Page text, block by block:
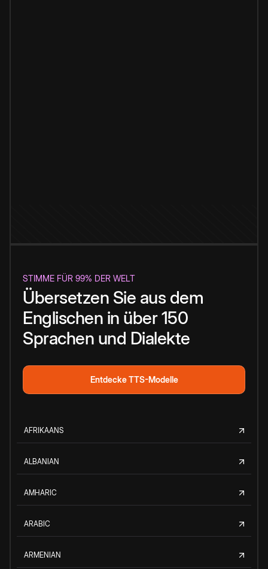
STIMME FÜR 99% DER WELT
Übersetzen Sie aus dem
Englischen in über 150
Sprachen und Dialekte
Entdecke TTS-Modelle
AFRIKAANS
ALBANIAN
AMHARIC
ARABIC
ARMENIAN